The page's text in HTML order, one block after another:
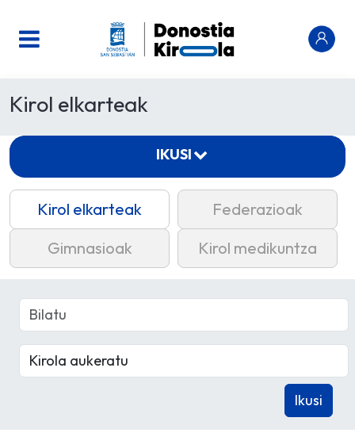
Kirol elkarteak
Kirol elkarteak
Federazioak
Gimnasioak
Kirol medikuntza
IKUSI